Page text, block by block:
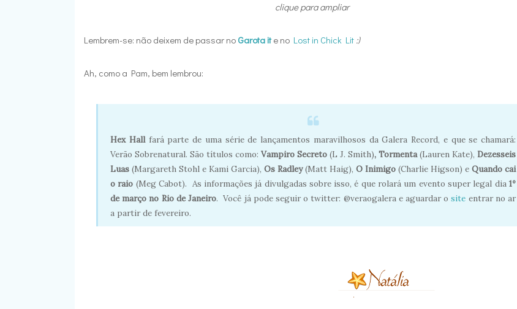
clique para ampliar
Lembrem-se: não deixem de passar no Garota ite no Lost in Chick Lit :)
Ah, como a Pam, bem lembrou:
Hex Hallfará parte de uma série de lançamentos maravilhosos da Galera Record, e que se chamará:
Verão Sobrenatural. São títulos como: Vampiro Secreto (L J. Smith), Tormenta(Lauren Kate), Dezesseis
Luas (Margareth Stohl e Kami Garcia), Os Radley(Matt Haig), O Inimigo (Charlie Higson) e Quando cai
o raio (Meg Cabot). As informações já divulgadas sobre isso, é que rolará um evento super legal dia1º
de março no Rio de Janeiro. Você já pode seguir o twitter: @veraogalera e aguardar osite entrar no ar
a partir de fevereiro.